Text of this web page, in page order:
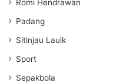
Romi Hendrawan
Padang
Sitinjau Lauik
Sport
Sepakbola